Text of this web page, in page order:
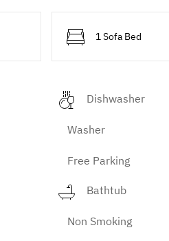
1 Sofa Bed
Dishwasher
Washer
Free Parking
Bathtub
Non Smoking